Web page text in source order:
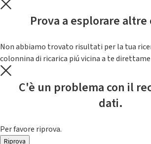
Prova a esplorare
Non abbiamo trovato risultati per la tua
colonnina di ricarica piú vicina a te
C'è un problema con il
dati.
Per favore riprova.
Riprova